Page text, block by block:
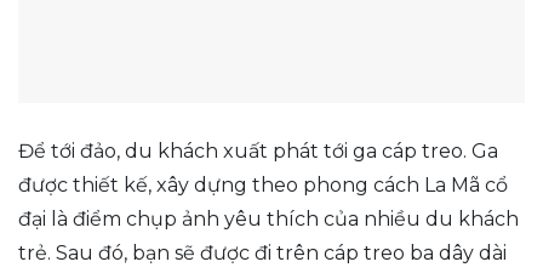
Để tới đảo, du khách xuất phát tới ga cáp treo. Ga
được thiết kế, xây dựng theo phong cách La Mã cổ
đại là điểm chụp ảnh yêu thích của nhiều du khách
trẻ. Sau đó, bạn sẽ được đi trên cáp treo ba dây dài